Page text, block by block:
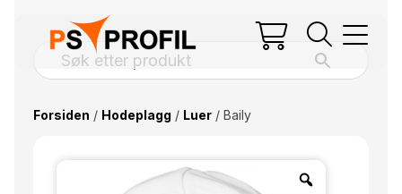
Forsiden / Hodeplagg / Luer/ Baily